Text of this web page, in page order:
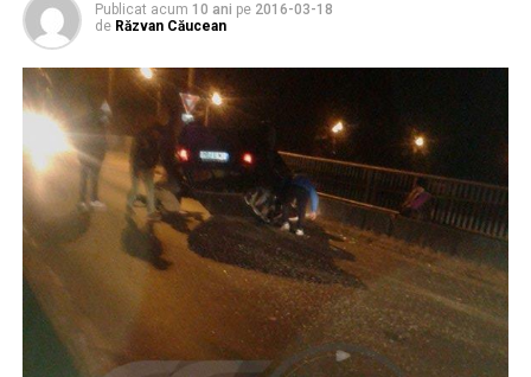
Publicat acum 10 ani pe 2016-03-18
de Răzvan Căucean